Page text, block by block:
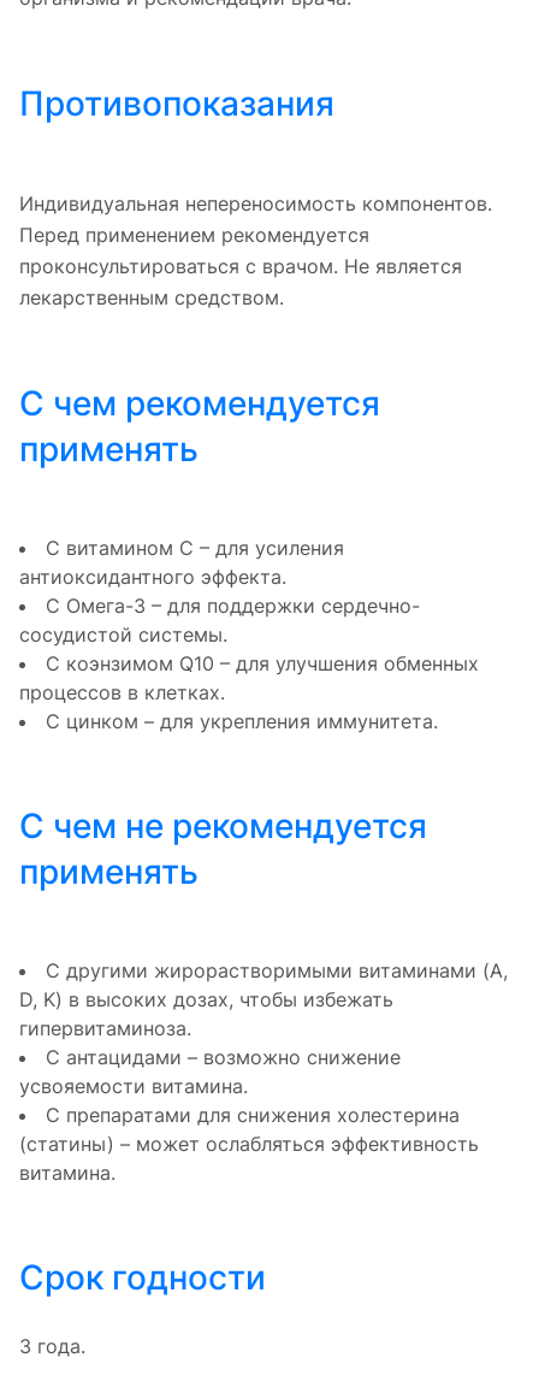
Противопоказания
Индивидуальная непереносимость компонентов.
Перед применением рекомендуется
проконсультироваться с врачом. Не является
лекарственным средством.
С чем рекомендуется
применять
С витамином С – для усиления
антиоксидантного эффекта.
С Омега-3 – для поддержки сердечно-
сосудистой системы.
С коэнзимом Q10 – для улучшения обменных
процессов в клетках.
С цинком – для укрепления иммунитета.
С чем не рекомендуется
применять
С другими жирорастворимыми витаминами (A,
D, K) в высоких дозах, чтобы избежать
гипервитаминоза.
С антацидами – возможно снижение
усвояемости витамина.
С препаратами для снижения холестерина
(статины) – может ослабляться эффективность
витамина.
Срок годности
3 года.